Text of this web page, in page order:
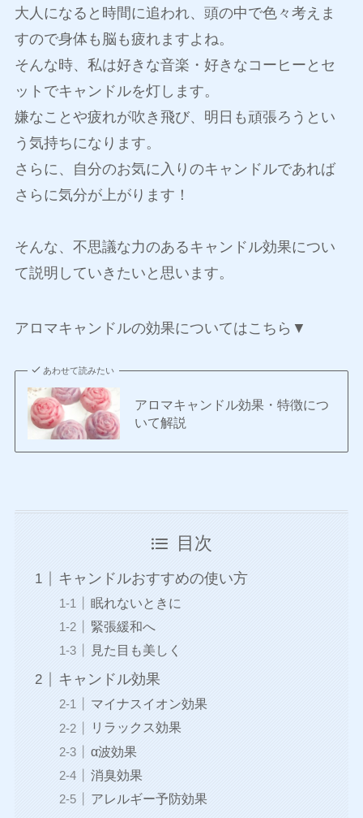
大人になると時間に追われ、頭の中で色々考えま
すので身体も脳も疲れますよね。
そんな時、私は好きな音楽・好きなコーヒーとセ
ットでキャンドルを灯します。
嫌なことや疲れが吹き飛び、明日も頑張ろうとい
う気持ちになります。
さらに、自分のお気に入りのキャンドルであれば
さらに気分が上がります！
そんな、不思議な力のあるキャンドル効果につい
て説明していきたいと思います。
アロマキャンドルの効果についてはこちら▼
あわせて読みたい
アロマキャンドル効果・特徴につ
いて解説
目次
キャンドルおすすめの使い方
眠れないときに
緊張緩和へ
見た目も美しく
キャンドル効果
マイナスイオン効果
リラックス効果
α波効果
消臭効果
アレルギー予防効果